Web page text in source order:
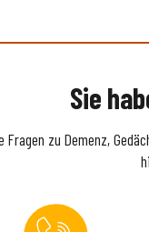
Sie
Fragen zu Demenz,